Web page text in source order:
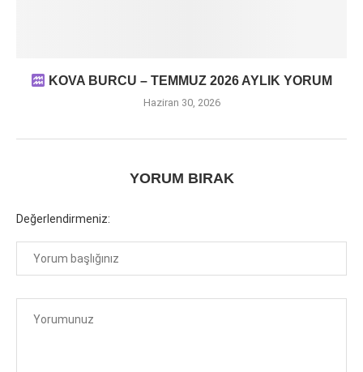
KOVA BURCU – TEMMUZ 2026 AYLIK YORUM
Haziran 30, 2026
YORUM BIRAK
Değerlendirmeniz: